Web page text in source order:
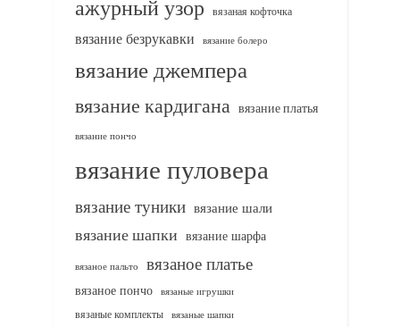
ажурный узор вязаная кофточка
вязание безрукавки вязание болеро
вязание джемпера
вязание кардигана вязание платья
вязание пончо
вязание пуловера
вязание туники вязание шали
вязание шапки вязание шарфа
вязаное пальто вязаное платье
вязаное пончо вязаные игрушки
вязаные комплекты
вязаные шапки